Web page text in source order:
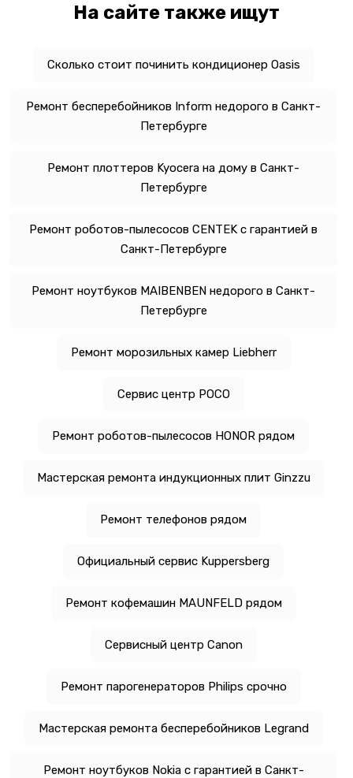
На сайте также ищут
Сколько стоит починить кондиционер Oasis
Ремонт бесперебойников Inform недорого в Санкт-
Петербурге
Ремонт плоттеров Kyocera на дому в Санкт-
Петербурге
Ремонт роботов-пылесосов CENTEK с гарантией в
Санкт-Петербурге
Ремонт ноутбуков MAIBENBEN недорого в Санкт-
Петербурге
Ремонт морозильных камер Liebherr
Сервис центр POCO
Ремонт роботов-пылесосов HONOR рядом
Мастерская ремонта индукционных плит Ginzzu
Ремонт телефонов рядом
Официальный сервис Kuppersberg
Ремонт кофемашин MAUNFELD рядом
Сервисный центр Canon
Ремонт парогенераторов Philips срочно
Мастерская ремонта бесперебойников Legrand
Ремонт ноутбуков Nokia с гарантией в Санкт-